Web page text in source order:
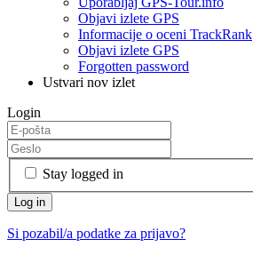
Objavi izlete GPS
Informacije o oceni TrackRank
Objavi izlete GPS
Forgotten password
Ustvari nov izlet
Login
Stay logged in
Si pozabil/a podatke za prijavo?